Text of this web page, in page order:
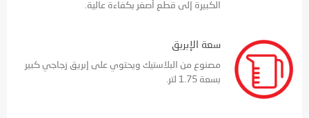
الكبيرة إلى قطع أصغر بكفاءة عالية.
سعة الإبريق
مصنوع من البلاستيك ويحتوي على إبريق زجاجي كبير
بسعة 1.75 لتر.